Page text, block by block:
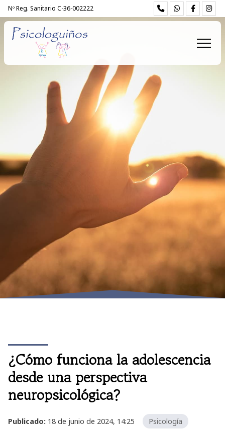
Nº Reg. Sanitario C-36-002222
¿Cómo funciona la adolescencia
desde una perspectiva
neuropsicológica?
Publicado: 18 de junio de 2024, 14:25 Psicología